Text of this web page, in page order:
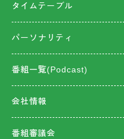
タイムテーブル
パーソナリティ
番組一覧(Podcast)
会社情報
番組審議会